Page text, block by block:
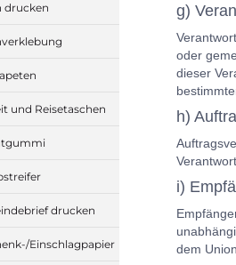
drucken
und Reisetaschen
drucken
Einschlagpapier
g)
oder
dieser
h)
i)
dem